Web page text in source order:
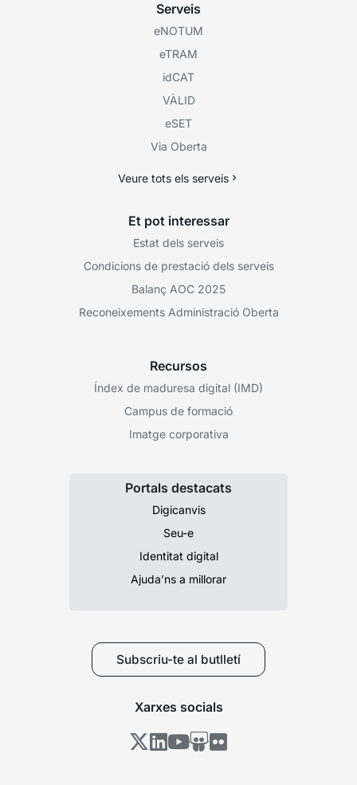
Serveis
eNOTUM
eTRAM
idCAT
VÀLID
eSET
Via Oberta
Veure tots els serveis
Et pot interessar
Estat dels serveis
Condicions de prestació dels serveis
Balanç AOC 2025
Reconeixements Administració Oberta
Recursos
Índex de maduresa digital (IMD)
Campus de formació
Imatge corporativa
Portals destacats
Digicanvis
Seu-e
Identitat digital
Ajuda’ns a millorar
Subscriu-te al butlletí
Xarxes socials